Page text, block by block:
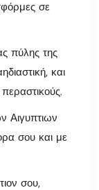
σε
πύλης της
και
Αιγυπτιων
σου και με
σου,